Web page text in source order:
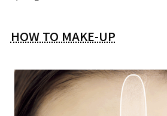
HOW TO MAKE-UP